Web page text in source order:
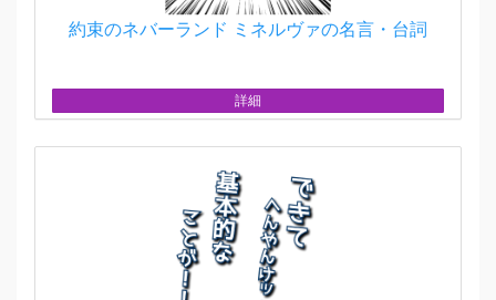
約束のネバーランド ミネルヴァの名言・台詞
詳細